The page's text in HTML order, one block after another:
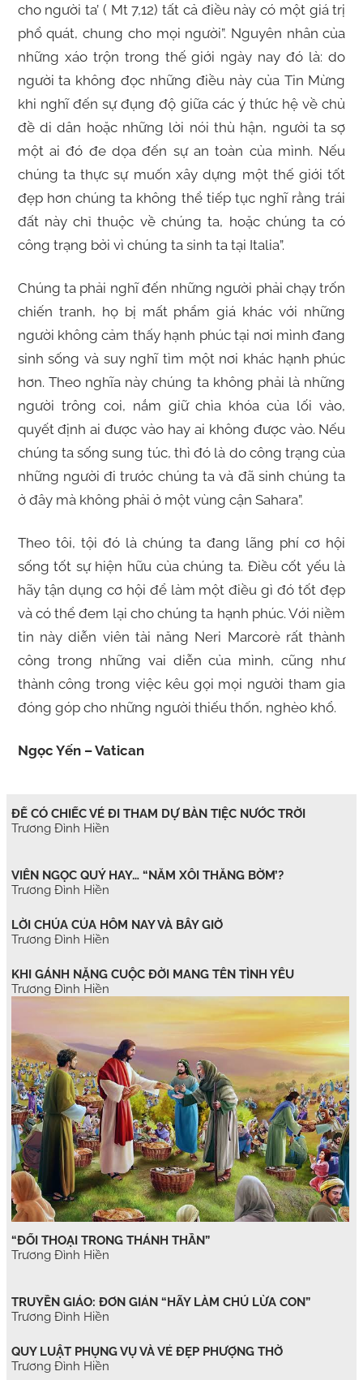
cho người ta’ ( Mt 7,12) tất cả điều này có một giá trị
phổ quát, chung cho mọi người”. Nguyên nhân của
những xáo trộn trong thế giới ngày nay đó là: do
người ta không đọc những điều này của Tin Mừng
khi nghĩ đến sự đụng độ giữa các ý thức hệ về chủ
đề di dân hoặc những lời nói thù hận, người ta sợ
một ai đó đe dọa đến sự an toàn của mình. Nếu
chúng ta thực sự muốn xây dựng một thế giới tốt
đẹp hơn chúng ta không thể tiếp tục nghĩ rằng trái
đất này chỉ thuộc về chúng ta, hoặc chúng ta có
công trạng bởi vì chúng ta sinh ta tại Italia”.
Chúng ta phải nghĩ đến những người phải chạy trốn
chiến tranh, họ bị mất phẩm giá khác với những
người không cảm thấy hạnh phúc tại nơi mình đang
sinh sống và suy nghĩ tìm một nơi khác hạnh phúc
hơn. Theo nghĩa này chúng ta không phải là những
người trông coi, nắm giữ chìa khóa của lối vào,
quyết định ai được vào hay ai không được vào. Nếu
chúng ta sống sung túc, thì đó là do công trạng của
những người đi trước chúng ta và đã sinh chúng ta
ở đây mà không phải ở một vùng cận Sahara”.
Theo tôi, tội đó là chúng ta đang lãng phí cơ hội
sống tốt sự hiện hữu của chúng ta. Điều cốt yếu là
hãy tận dụng cơ hội để làm một điều gì đó tốt đẹp
và có thể đem lại cho chúng ta hạnh phúc. Với niềm
tin này diễn viên tài năng Neri Marcorè rất thành
công trong những vai diễn của mình, cũng như
thành công trong việc kêu gọi mọi người tham gia
đóng góp cho những người thiếu thốn, nghèo khổ.
Ngọc Yến – Vatican
ĐỂ CÓ CHIẾC VÉ ĐI THAM DỰ BÀN TIỆC NƯỚC TRỜI
Trương Đình Hiền
VIÊN NGỌC QUÝ HAY… “NẮM XÔI THẰNG BỜM’?
Trương Đình Hiền
LỜI CHÚA CỦA HÔM NAY VÀ BÂY GIỜ
Trương Đình Hiền
KHI GÁNH NẶNG CUỘC ĐỜI MANG TÊN TÌNH YÊU
Trương Đình Hiền
“ĐỐI THOẠI TRONG THÁNH THẦN”
Trương Đình Hiền
TRUYỀN GIÁO: ĐƠN GIẢN “HÃY LÀM CHÚ LỪA CON”
Trương Đình Hiền
QUY LUẬT PHỤNG VỤ VÀ VẺ ĐẸP PHƯỢNG THỜ
Trương Đình Hiền